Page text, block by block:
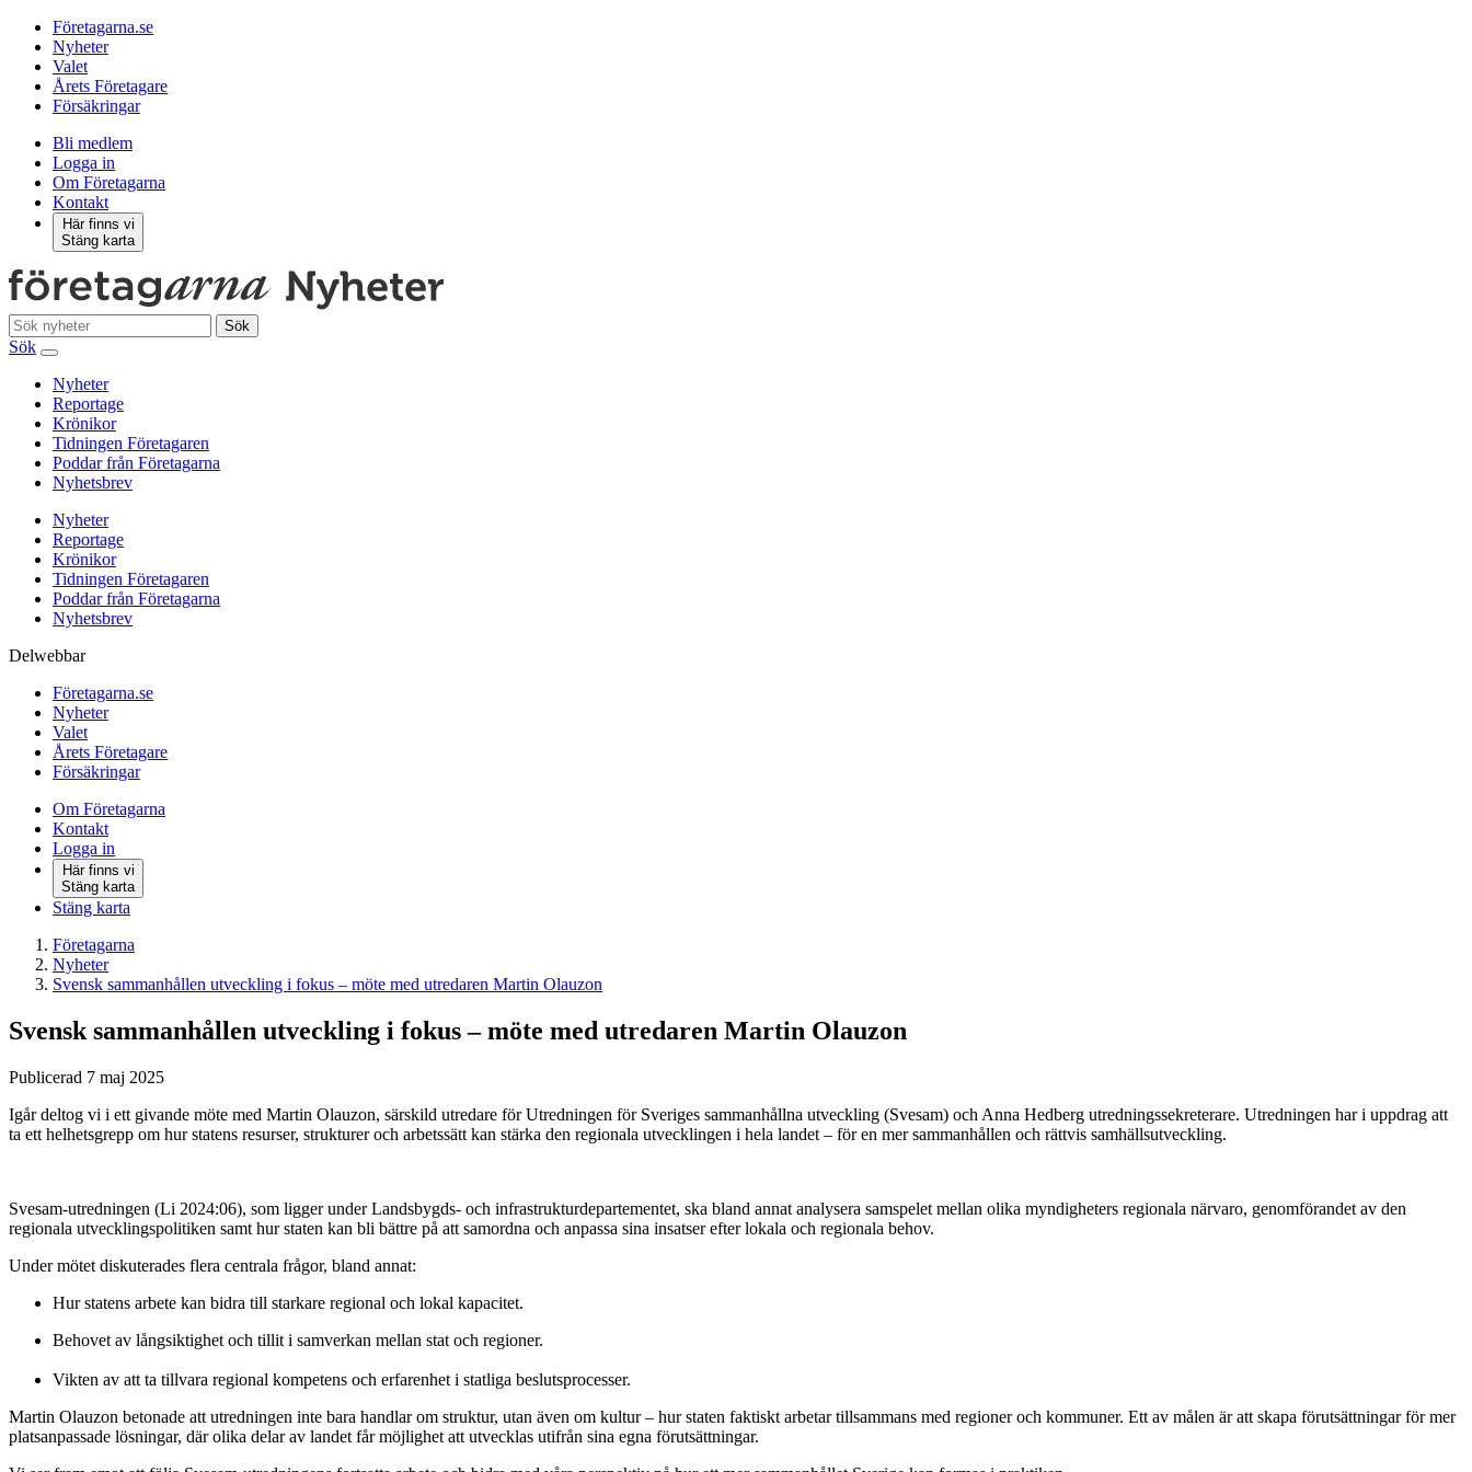
Företagarna.se
Nyheter
Valet
Årets Företagare
Försäkringar
Bli medlem
Logga in
Om Företagarna
Kontakt
Här finns vi
Stäng karta
Sök
Sök
Nyheter
Reportage
Krönikor
Tidningen Företagaren
Poddar från Företagarna
Nyhetsbrev
Nyheter
Reportage
Krönikor
Tidningen Företagaren
Poddar från Företagarna
Nyhetsbrev
Delwebbar
Företagarna.se
Nyheter
Valet
Årets Företagare
Försäkringar
Om Företagarna
Kontakt
Logga in
Här finns vi
Stäng karta
Stäng karta
Företagarna
Nyheter
Svensk sammanhållen utveckling i fokus – möte med utredaren Martin Olauzon
Svensk sammanhållen utveckling i fokus – möte med utredaren Martin Olauzon
Publicerad 7 maj 2025
Igår deltog vi i ett givande möte med Martin Olauzon, särskild utredare för Utredningen för Sveriges sammanhållna utveckling (Svesam) och Anna Hedberg utredningssekreterare. Utredningen har i uppdrag att
ta ett helhetsgrepp om hur statens resurser, strukturer och arbetssätt kan stärka den regionala utvecklingen i hela landet – för en mer sammanhållen och rättvis samhällsutveckling.
Svesam-utredningen (Li 2024:06), som ligger under Landsbygds- och infrastrukturdepartementet, ska bland annat analysera samspelet mellan olika myndigheters regionala närvaro, genomförandet av den
regionala utvecklingspolitiken samt hur staten kan bli bättre på att samordna och anpassa sina insatser efter lokala och regionala behov.
Under mötet diskuterades flera centrala frågor, bland annat:
Hur statens arbete kan bidra till starkare regional och lokal kapacitet.
Behovet av långsiktighet och tillit i samverkan mellan stat och regioner.
Vikten av att ta tillvara regional kompetens och erfarenhet i statliga beslutsprocesser.
Martin Olauzon betonade att utredningen inte bara handlar om struktur, utan även om kultur – hur staten faktiskt arbetar tillsammans med regioner och kommuner. Ett av målen är att skapa förutsättningar för mer
platsanpassade lösningar, där olika delar av landet får möjlighet att utvecklas utifrån sina egna förutsättningar.